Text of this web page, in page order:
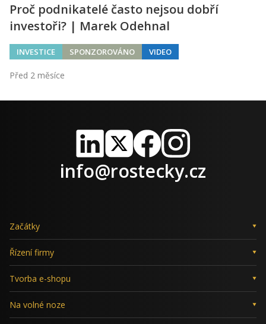
Proč podnikatelé často nejsou dobří
investoři? | Marek Odehnal
INVESTICE SPONZOROVÁNO VIDEO
Před 2 měsíce
LinkedIn
X FacebookInstagram
info@rostecky.cz
Začátky
Řízení firmy
Tvorba e-shopu
Na volné noze